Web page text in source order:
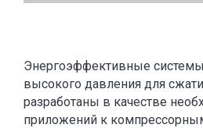
Энергоэффективные
высокого давления для
разработаны в качестве
приложений к